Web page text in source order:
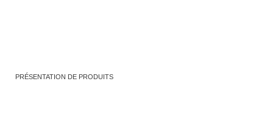
PRÉSENTATION DE PRODUITS